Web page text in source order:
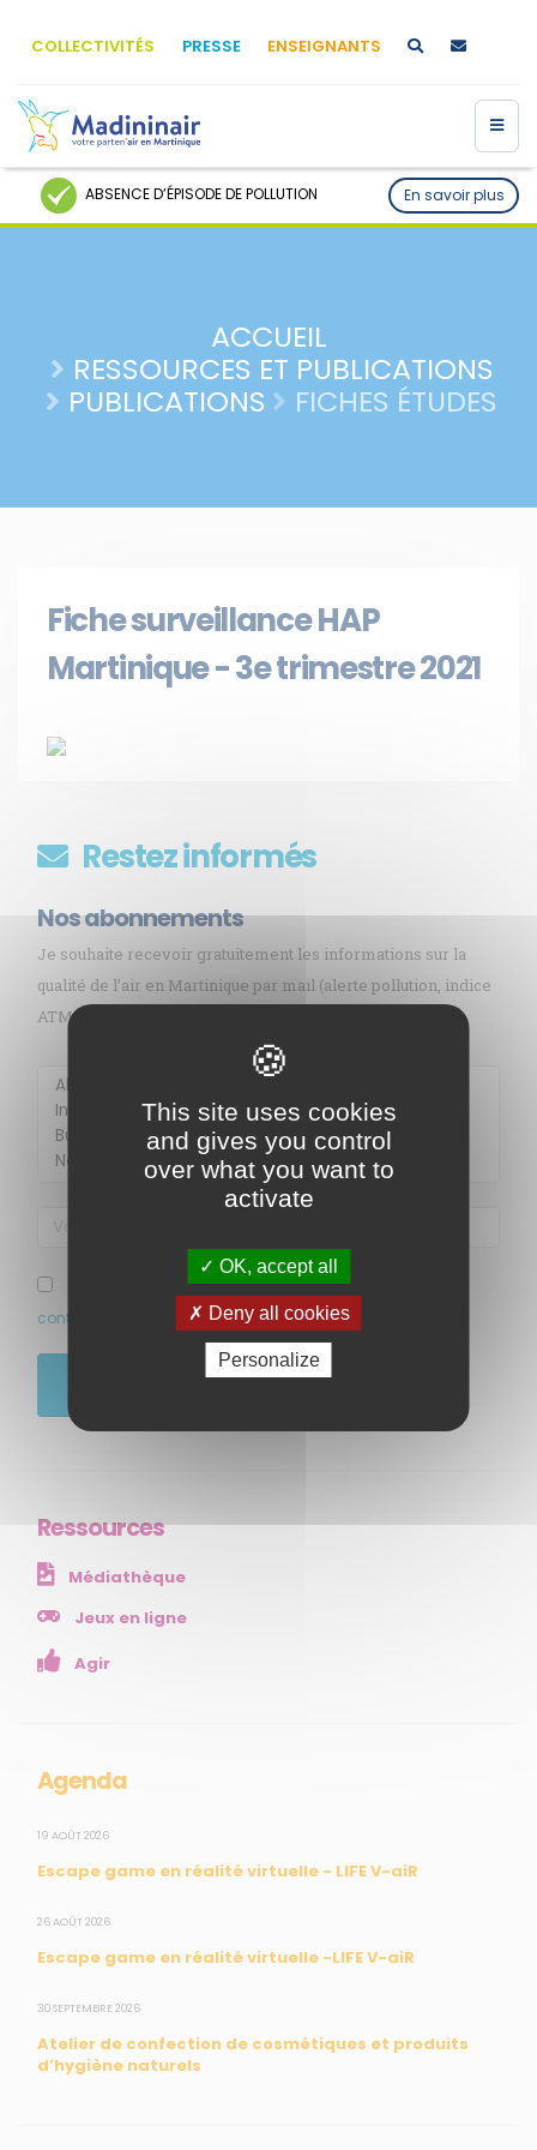
COLLECTIVITÉS PRESSE ENSEIGNANTS
ABSENCE D’ÉPISODE DE POLLUTION En savoir plus
ACCUEIL
RESSOURCES ET PUBLICATIONS
PUBLICATIONS
FICHES ÉTUDES
Fiche surveillance HAP
Martinique - 3e trimestre 2021
Restez informés
Nos abonnements
Je souhaite recevoir gratuitement les informations sur la
qualité de l’air en Martinique par mail (alerte pollution, indice
ATMO, sargasses, newsletter, etc.)
J’ai pris connaissance et accepte la politique de
confidentialité de ce site
Ressources
Médiathèque
Jeux en ligne
Agir
Agenda
19 AOÛT 2026
Escape game en réalité virtuelle - LIFE V-aiR
26 AOÛT 2026
Escape game en réalité virtuelle -LIFE V-aiR
30 SEPTEMBRE 2026
Atelier de confection de cosmétiques et produits
d’hygiène naturels
Membre de
MENU
NOS SERVICES
Presse
Collectivités
Mesures réglementaires
SUIVEZ-NOUS
CONTACT
Mail : info@madininair.fr
This site uses cookies
and gives you control
over what you want to
activate
OK, accept all
Deny all cookies
Personalize